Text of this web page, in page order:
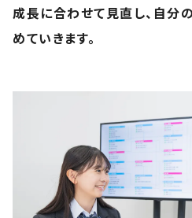
成長に合わせて見直し、自分
めていきます。